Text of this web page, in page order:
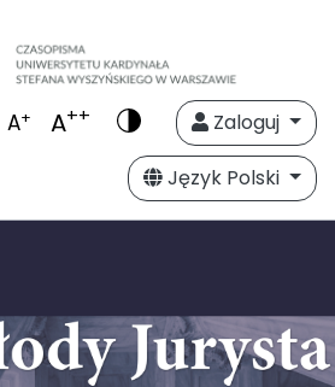
A+ A++
Zaloguj
Język Polski